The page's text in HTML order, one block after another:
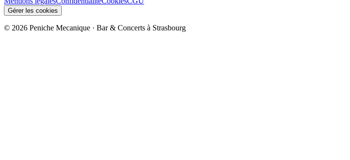
Gérer les cookies
© 2026 Peniche Mecanique · Bar & Concerts à Strasbourg